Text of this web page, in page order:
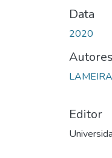
Data
2020
Autores
Editor